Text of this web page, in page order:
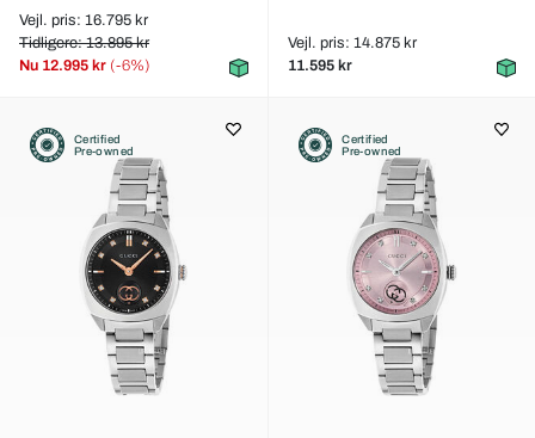
Vejl. pris: 16.795 kr
Tidligere: 13.895 kr
Nu 12.995 kr (-6%)
Vejl. pris: 14.875 kr
11.595 kr
Certified
Pre-owned
Certified
Pre-owned